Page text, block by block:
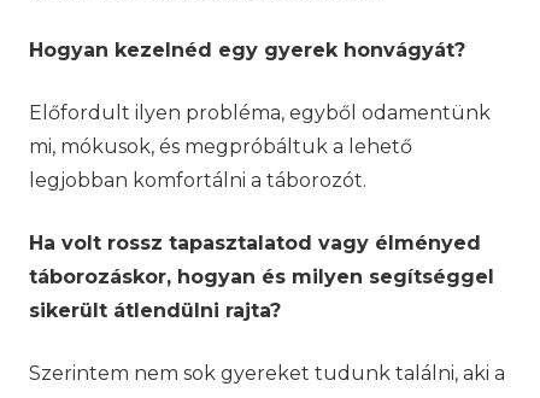
Hogyan kezelnéd egy gyerek honvágyát?
Előfordult ilyen probléma, egyből odamentünk
mi, mókusok, és megpróbáltuk a lehető
legjobban komfortálni a táborozót.
Ha volt rossz tapasztalatod vagy élményed
táborozáskor, hogyan és milyen segítséggel
sikerült átlendülni rajta?
Szerintem nem sok gyereket tudunk találni, aki a